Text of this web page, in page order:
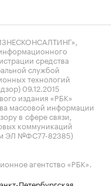
средства
службой
технологий
09.12.2015
издания «РБК»
массовой информации
в сфере связи,
коммуникаций
ЭЛ №ФС77-82385)
агентство «РБК».
Петербургская